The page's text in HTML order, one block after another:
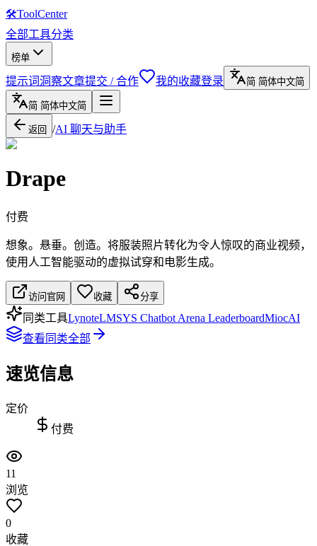
🛠ToolCenter
全部工具分类
榜单
提示词洞察文章提交 / 合作 我的收藏登录 简 简体中文简
简 简体中文简
返回 /AI 聊天与助手
Drape
付费
想象。悬垂。创造。将服装照片转化为令人惊叹的商业视频，
使用人工智能驱动的虚拟试穿和电影生成。
访问官网 收藏 分享
同类工具LynoteLMSYS Chatbot Arena LeaderboardMiocAI
查看同类全部
速览信息
定价
付费
11
浏览
0
收藏